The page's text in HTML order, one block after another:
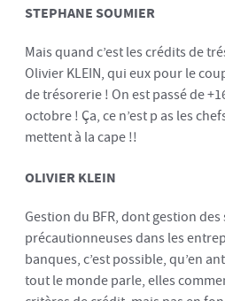
STEPHANE SOUMIER
Mais quand c’est les crédits de
Olivier KLEIN, qui eux pour le
de trésorerie ! On est passé de
octobre ! Ça, ce n’est p as les
mettent à la cape !!
OLIVIER KLEIN
Gestion du BFR, dont gestion
précautionneuses dans les
banques, c’est possible, qu’en
tout le monde parle, elles